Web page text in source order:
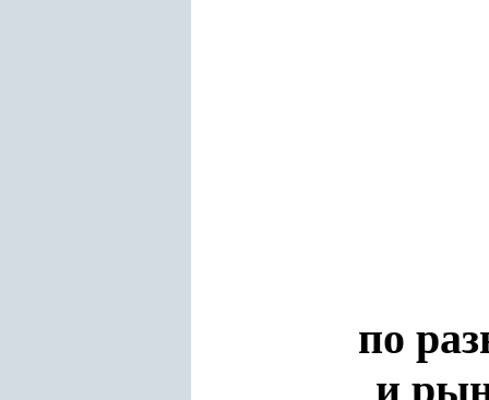
по
и